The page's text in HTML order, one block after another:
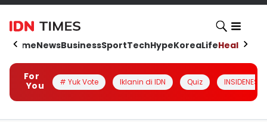
HomeNewsBusinessSportTechHypeKoreaLifeHealth
For
You
# Yuk Vote Iklanin di IDN Quiz INSIDENESIA